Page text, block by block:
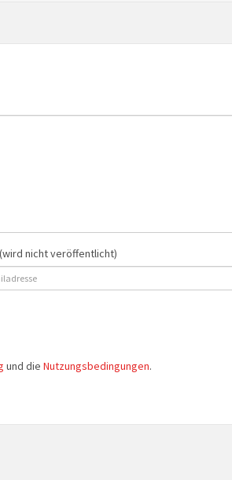
nicht veröffentlicht)
und die Nutzungsbedingungen.